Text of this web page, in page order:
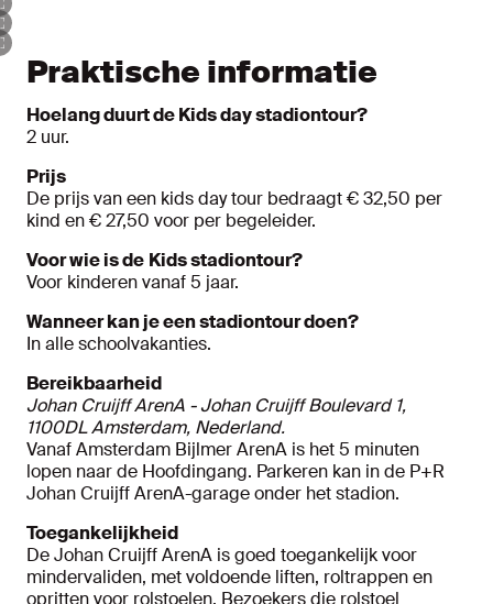
Praktische informatie
Hoelang duurt de Kids day stadiontour?
2 uur.
Prijs
De prijs van een kids day tour bedraagt € 32,50 per
kind en € 27,50 voor per begeleider.
Voor wie is de Kids stadiontour?
Voor kinderen vanaf 5 jaar.
Wanneer kan je een stadiontour doen?
In alle schoolvakanties.
Bereikbaarheid
Johan Cruijff ArenA - Johan Cruijff Boulevard 1,
1100DL Amsterdam, Nederland.
Vanaf Amsterdam Bijlmer ArenA is het 5 minuten
lopen naar de Hoofdingang. Parkeren kan in de P+R
Johan Cruijff ArenA-garage onder het stadion.
Toegankelijkheid
De Johan Cruijff ArenA is goed toegankelijk voor
mindervaliden, met voldoende liften, roltrappen en
opritten voor rolstoelen. Bezoekers die rolstoel